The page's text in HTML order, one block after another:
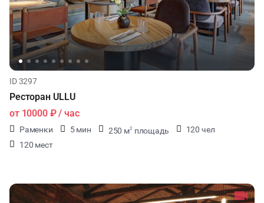
ID 3297
Ресторан ULLU
от 10000 ₽/ час
Раменки 5 мин 250 м2 площадь
120 чел
120 мест